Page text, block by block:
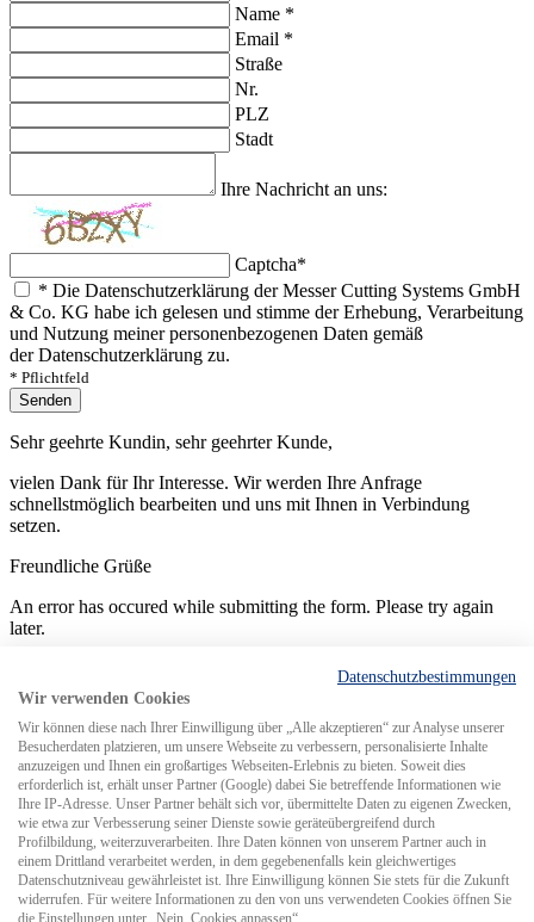
Name *
Email *
Straße
Nr.
PLZ
Stadt
Ihre Nachricht an uns:
Captcha*
* Die Datenschutzerklärung der Messer Cutting Systems GmbH
& Co. KG habe ich gelesen und stimme der Erhebung, Verarbeitung
und Nutzung meiner personenbezogenen Daten gemäß
der Datenschutzerklärung zu.
* Pflichtfeld
Senden
Sehr geehrte Kundin, sehr geehrter Kunde,
vielen Dank für Ihr Interesse. Wir werden Ihre Anfrage
schnellstmöglich bearbeiten und uns mit Ihnen in Verbindung
setzen.
Freundliche Grüße
An error has occured while submitting the form. Please try again
later.
Search for
MCS weltweit
Datenschutzbestimmungen
Wir verwenden Cookies
Wir können diese nach Ihrer Einwilligung über „Alle akzeptieren“ zur Analyse unserer
Besucherdaten platzieren, um unsere Webseite zu verbessern, personalisierte Inhalte
anzuzeigen und Ihnen ein großartiges Webseiten-Erlebnis zu bieten. Soweit dies
erforderlich ist, erhält unser Partner (Google) dabei Sie betreffende Informationen wie
Ihre IP-Adresse. Unser Partner behält sich vor, übermittelte Daten zu eigenen Zwecken,
wie etwa zur Verbesserung seiner Dienste sowie geräteübergreifend durch
Profilbildung, weiterzuverarbeiten. Ihre Daten können von unserem Partner auch in
einem Drittland verarbeitet werden, in dem gegebenenfalls kein gleichwertiges
Datenschutzniveau gewährleistet ist. Ihre Einwilligung können Sie stets für die Zukunft
widerrufen. Für weitere Informationen zu den von uns verwendeten Cookies öffnen Sie
die Einstellungen unter „Nein, Cookies anpassen“.